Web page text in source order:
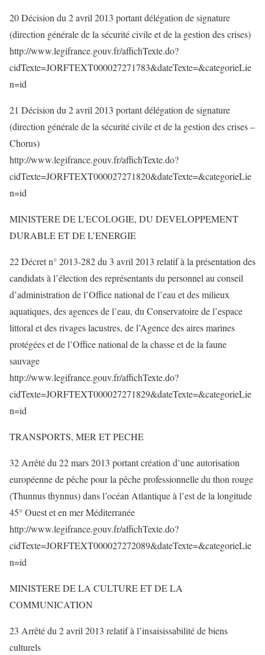
20 Décision du 2 avril 2013 portant délégation de signature
(direction générale de la sécurité civile et de la gestion des crises)
http://www.legifrance.gouv.fr/affichTexte.do?
cidTexte=JORFTEXT000027271783&dateTexte=&categorieLie
n=id
21 Décision du 2 avril 2013 portant délégation de signature
(direction générale de la sécurité civile et de la gestion des crises –
Chorus)
http://www.legifrance.gouv.fr/affichTexte.do?
cidTexte=JORFTEXT000027271820&dateTexte=&categorieLie
n=id
MINISTERE DE L’ECOLOGIE, DU DEVELOPPEMENT
DURABLE ET DE L’ENERGIE
22 Décret n° 2013-282 du 3 avril 2013 relatif à la présentation des
candidats à l’élection des représentants du personnel au conseil
d’administration de l’Office national de l’eau et des milieux
aquatiques, des agences de l’eau, du Conservatoire de l’espace
littoral et des rivages lacustres, de l’Agence des aires marines
protégées et de l’Office national de la chasse et de la faune
sauvage
http://www.legifrance.gouv.fr/affichTexte.do?
cidTexte=JORFTEXT000027271829&dateTexte=&categorieLie
n=id
TRANSPORTS, MER ET PECHE
32 Arrêté du 22 mars 2013 portant création d’une autorisation
européenne de pêche pour la pêche professionnelle du thon rouge
(Thunnus thynnus) dans l’océan Atlantique à l’est de la longitude
45° Ouest et en mer Méditerranée
http://www.legifrance.gouv.fr/affichTexte.do?
cidTexte=JORFTEXT000027272089&dateTexte=&categorieLie
n=id
MINISTERE DE LA CULTURE ET DE LA
COMMUNICATION
23 Arrêté du 2 avril 2013 relatif à l’insaisissabilité de biens
culturels